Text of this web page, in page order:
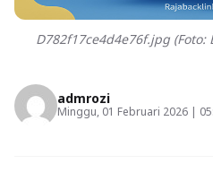
D782f17ce4d4e76f.jpg
admrozi
Minggu, 01 Februari 2026 |